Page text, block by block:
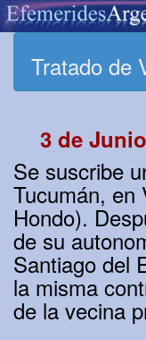
Tratado de
3 de
Se suscribe
Tucumán, en
Hondo).
de su
Santiago del
la misma
de la vecina